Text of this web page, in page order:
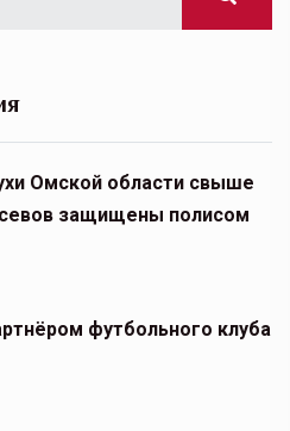
Омской области свыше
защищены полисом
футбольного клуба